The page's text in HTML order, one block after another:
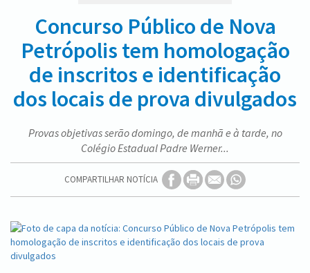
Concurso Público de Nova
Petrópolis tem homologação
de inscritos e identificação
dos locais de prova divulgados
Provas objetivas serão domingo, de manhã e à tarde, no
Colégio Estadual Padre Werner...
COMPARTILHAR NOTÍCIA